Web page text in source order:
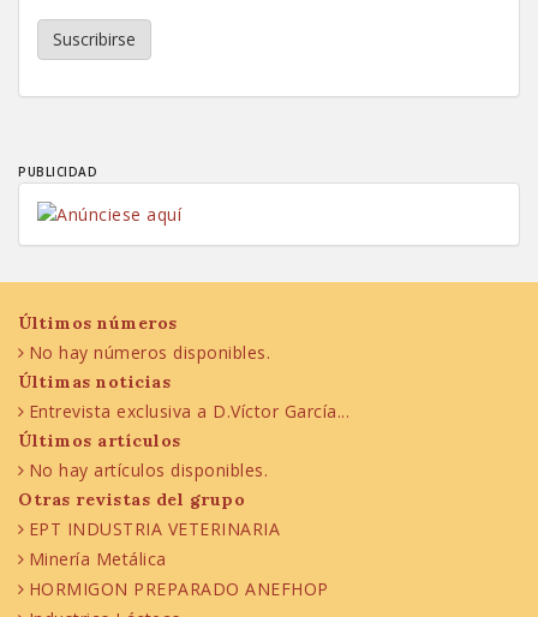
Suscribirse
PUBLICIDAD
Últimos números
No hay números disponibles.
Últimas noticias
Entrevista exclusiva a D.Víctor García...
Últimos artículos
No hay artículos disponibles.
Otras revistas del grupo
EPT INDUSTRIA VETERINARIA
Minería Metálica
HORMIGON PREPARADO ANEFHOP